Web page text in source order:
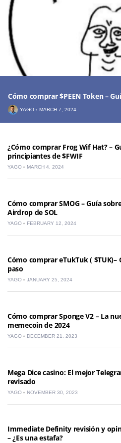
Cómo comprar $PEEN Token –
YAGO MARCH 7, 2024
¿Cómo comprar Frog Wif Hat? –
principiantes de $FWIF
YAGO MARCH 4, 2024
Cómo comprar SMOG – Guía
Airdrop de SOL
YAGO FEBRUARY 12, 2024
Cómo comprar eTukTuk ( $TUK)–
paso
YAGO JANUARY 25, 2024
Cómo comprar Sponge V2 – La
memecoin de 2024
YAGO DECEMBER 21, 2023
Mega Dice casino: El mejor
revisado
YAGO NOVEMBER 30, 2023
Immediate Definity revisión y
– ¿Es una estafa?